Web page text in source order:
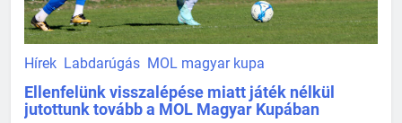
Hírek Labdarúgás MOL magyar kupa
Ellenfelünk visszalépése miatt játék nélkül
jutottunk tovább a MOL Magyar Kupában